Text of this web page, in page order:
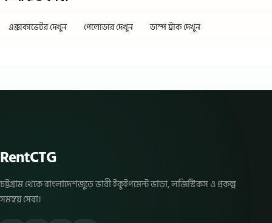
এক্সকাভেটর দেখুন পেলোডার দেখুন ডাম্প ট্রাক দেখুন
RentCTG
চট্টগ্রাম থেকে বাংলাদেশজুড়ে ভারী ইকুইপমেন্ট ভাড়া, লজিস্টিকস ও প্রকল্প
সমন্বয় সেবা।